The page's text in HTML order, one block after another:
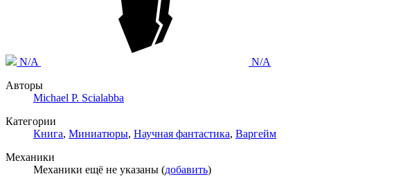
N/A
N/A
Авторы
Michael P. Scialabba
Категории
Книга, Миниатюры, Научная фантастика, Варгейм
Механики
Механики ещё не указаны (добавить)